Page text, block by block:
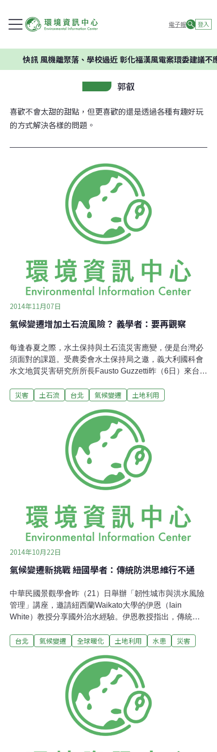
電子報 登入
快訊風機離聚落、學校過近 彰化福漢風電案環委建議不應開
郭叡
喜歡不會太甜的甜點，但更喜歡的還是透過各種有趣好玩
的方式解決各樣的問題。
2014年11月07日
氣候變遷增加土石流風險？ 義學者：要再觀察
每逢春夏之際，水土保持與土石流災害應變，便是台灣必
須面對的課題。受農委會水土保持局之邀，義大利國科會
水文地質災害研究所所長Fausto Guzzetti昨（6日）來台專
的土砂災害，共造成義大利3043人次傷亡、15萬人次無家
示，「氣候變遷確實對坡面穩定度造成影響，而不單單氣
候條件，環境因子、人為因素皆會影響地滑情形」。為降
低災害所帶來的影響，最好的方式就是先行預測未來可能
的環境及其影響，再做出相對應的預防措施。Fausto
Guzzetti特別引用知名管理學作家彼得‧杜拉克（Peter
Drucker）的名言：「預測未來就如嘗試在毫無路燈的的鄉
村小路上行駛，需要瞻前顧後。」（Trying to predict the
災害 土石流 台北 氣候變遷 土地利用
2014年10月22日
氣候變遷新挑戰 紐國學者：傳統防洪思維行不通
中華民國景觀學會昨（21）日舉辦「韌性城市與洪水風險
管理」講座，邀請紐西蘭Waikato大學的伊恩（Iain
White）教授分享國外治水經驗。伊恩教授指出，傳統防
市韌性、抵抗力，才是走向未來的唯一解答。氣候變遷導
型洪災的數據，依來源的不同，可分為河川溪流、地表逕
流水、地下水和蓄水設施失效4種類型。數據顯示，2001
年至2011年這段期間，水災受災戶持續增加，尤其「蓄水
設施失效」造成的水災，2001到2009年的受災戶數皆為
零，到了2011年，受災戶數卻一口氣劇增至1,100,000
戶。洪災發生的主因之一，便是人口密度上升造成的都市
化。伊恩的報告指出，都市化與未都市化之水文輸送模式
台北 氣候變遷 全球暖化 土地利用 水患 災害